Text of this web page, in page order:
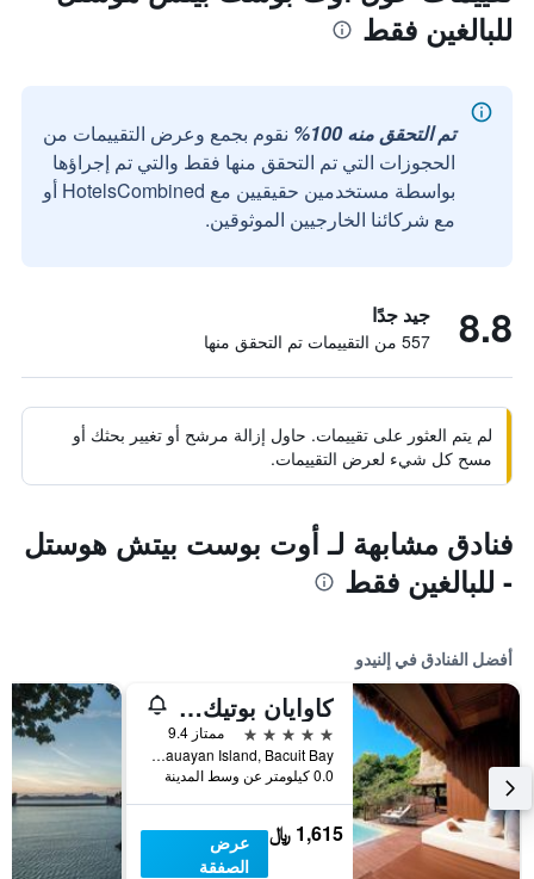
للبالغين فقط
تم التحقق منه 100%
نقوم بجمع وعرض التقييمات من
الحجوزات التي تم التحقق منها فقط والتي تم إجراؤها
بواسطة مستخدمين حقيقيين مع HotelsCombined أو
مع شركائنا الخارجيين الموثوقين.
8.8 جيد جدًا
557 من التقييمات تم التحقق منها
لم يتم العثور على تقييمات. حاول إزالة مرشح أو تغيير بحثك أو
مسح كل شيء لعرض التقييمات.
فنادق مشابهة لـ أوت بوست بيتش هوستل
- للبالغين فقط
أفضل الفنادق في إلنيدو
كاوايان بوتيك برايفت أيلاند
5 نجوم
ممتاز 9.4
Cauayan Island, Bacuit Bay, إلنيدو, الفلبين
0.0 كيلومتر عن وسط المدينة
1,615 ﷼
عرض
الصفقة